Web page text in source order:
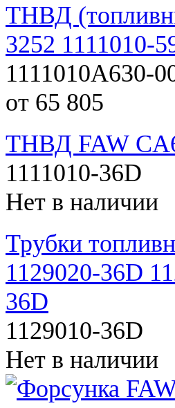
ТНВД
3252 1111010-
1111010A630-
от 65 805
ТНВД FAW
1111010-36D
Нет в наличии
Трубки
1129020-36D
36D
1129010-36D
Нет в наличии